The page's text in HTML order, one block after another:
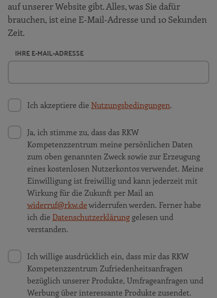
anderen Unternehmen
Schon gewusst? Informatives über
RKW-Toolbox: Effectuation-Canvas
UG
Weitere Inspirationsfragen: Kooperationen
mit anderen Unternehmen
Inspirationsfragen: Stellen Sie Ihre
Angebote und Leistungen auf den
Prüfstand!
Schon gewusst? Informatives über die
Auswirkung des Fachkräftemangels
RKW-Toolbox: Werterzeuger-
Wertvernichter-Portfolio
auf unserer Website gibt. Alles, was Sie dafür
brauchen, ist eine E-Mail-Adresse und 10 Sekunden
Zeit.
IHRE E-MAIL-ADRESSE
Ich akzeptiere die Nutzungsbedingungen.
Ja, ich stimme zu, dass das RKW
Kompetenzzentrum meine persönlichen Daten
zum oben genannten Zweck sowie zur Erzeugung
eines kostenlosen Nutzerkontos verwendet. Meine
Einwilligung ist freiwillig und kann jederzeit mit
Wirkung für die Zukunft per Mail an
widerruf@rkw.dewiderrufen werden. Ferner habe
ich die Datenschutzerklärunggelesen und
verstanden.
Ich willige ausdrücklich ein, dass mir das RKW
Kompetenzzentrum Zufriedenheitsanfragen
bezüglich unserer Produkte, Umfrageanfragen und
Werbung über interessante Produkte zusendet.